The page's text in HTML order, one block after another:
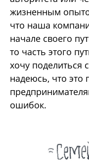
жизненным
что наша
начале своего
то часть этого
хочу поделиться
надеюсь, что
ошибок.